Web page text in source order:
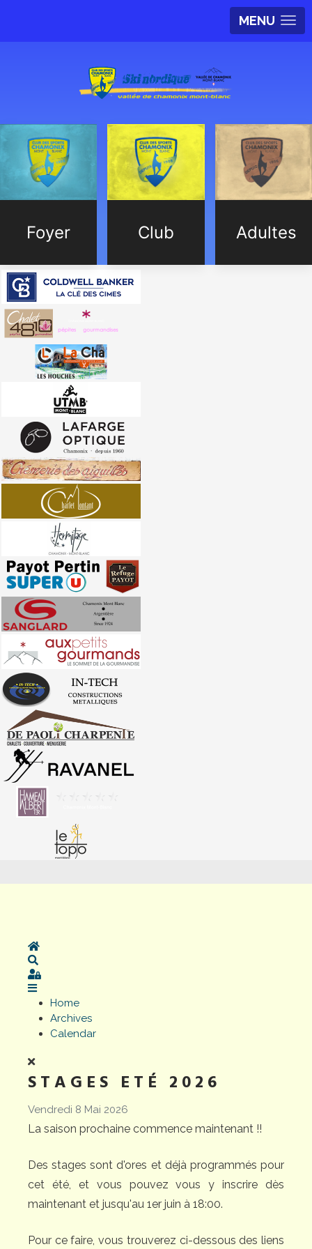
MENU
Foyer Club Adultes
Home
Sign In
Home
Archives
Calendar
STAGES ETÉ 2026
Vendredi 8 Mai 2026
La saison prochaine commence maintenant !!
Des stages sont d'ores et déjà programmés pour
cet été, et vous pouvez vous y inscrire dès
maintenant et jusqu'au 1er juin à 18:00.
Pour ce faire, vous trouverez ci-dessous des liens